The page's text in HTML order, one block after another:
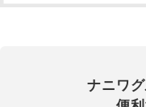
ナニワ